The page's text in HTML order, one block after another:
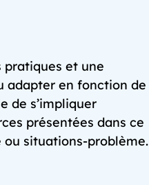
pratiques et une
adapter en fonction de
de s’impliquer
présentées dans ce
situations-problème.